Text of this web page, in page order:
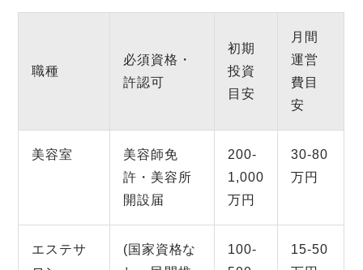
職種
必須資格・
許認可
初期
投資
目安
月間
運営
費目
安
美容室
美容師免
許・美容所
開設届
200-
1,000
万円
30-80
万円
エステサ
(国家資格な
100-
15-50